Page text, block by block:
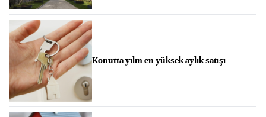
Konutta yılın en yüksek aylık satışı